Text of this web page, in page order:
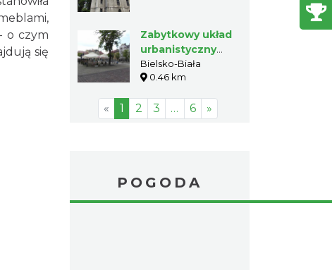
o czym
się
Zabytkowy układ
urbanistyczny
Starego Miasta w
Bielsku
Bielsko-Biała
0.46 km
« 1 2 3 … 6 »
POGODA